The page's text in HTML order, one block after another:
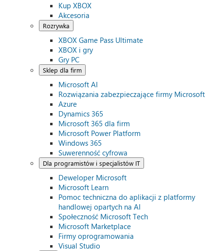
Kup XBOX
Akcesoria
Rozrywka
XBOX Game Pass Ultimate
XBOX i gry
Gry PC
Sklep dla firm
Microsoft AI
Rozwiązania zabezpieczające firmy Microsoft
Azure
Dynamics 365
Microsoft 365 dla firm
Microsoft Power Platform
Windows 365
Suwerenność cyfrowa
Dla programistów i specjalistów IT
Deweloper Microsoft
Microsoft Learn
Pomoc techniczna do aplikacji z platformy
handlowej opartych na AI
Społeczność Microsoft Tech
Microsoft Marketplace
Firmy oprogramowania
Visual Studio